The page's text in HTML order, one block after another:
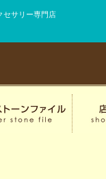
セサリー専門店